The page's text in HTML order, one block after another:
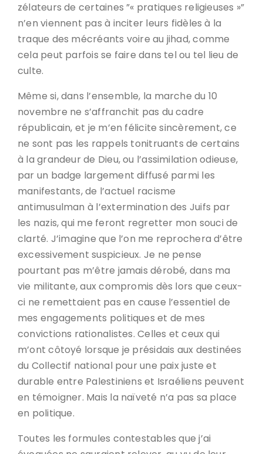
zélateurs de certaines ”« pratiques religieuses »”
n’en viennent pas à inciter leurs fidèles à la
traque des mécréants voire au jihad, comme
cela peut parfois se faire dans tel ou tel lieu de
culte.
Même si, dans l’ensemble, la marche du 10
novembre ne s’affranchit pas du cadre
républicain, et je m’en félicite sincèrement, ce
ne sont pas les rappels tonitruants de certains
à la grandeur de Dieu, ou l’assimilation odieuse,
par un badge largement diffusé parmi les
manifestants, de l’actuel racisme
antimusulman à l’extermination des Juifs par
les nazis, qui me feront regretter mon souci de
clarté. J’imagine que l’on me reprochera d’être
excessivement suspicieux. Je ne pense
pourtant pas m’être jamais dérobé, dans ma
vie militante, aux compromis dès lors que ceux-
ci ne remettaient pas en cause l’essentiel de
mes engagements politiques et de mes
convictions rationalistes. Celles et ceux qui
m’ont côtoyé lorsque je présidais aux destinées
du Collectif national pour une paix juste et
durable entre Palestiniens et Israéliens peuvent
en témoigner. Mais la naïveté n’a pas sa place
en politique.
Toutes les formules contestables que j’ai